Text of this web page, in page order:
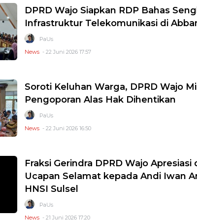
DPRD Wajo Siapkan RDP Bahas
Infrastruktur Telekomunikasi di
PaUs
News - 22 Juni 2026 17:57
Soroti Keluhan Warga, DPRD Wajo
Pengoporan Alas Hak Dihentikan
PaUs
News - 22 Juni 2026 16:50
Fraksi Gerindra DPRD Wajo Apresiasi
Ucapan Selamat kepada Andi Iwan
HNSI Sulsel
PaUs
News - 21 Juni 2026 17:20